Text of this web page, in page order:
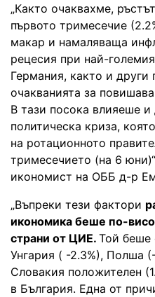
„Както очаквахме,
първото тримесечие
макар и намаляваща
рецесия при най-
Германия, както и други
очакванията за
В тази посока влияеше и
политическа криза,
на ротационното
тримесечието (на 6
икономист на ОББ д-р
„Въпреки тези фактори
икономика беше по-
страни от ЦИЕ. Той беше
Унгария ( -2.3%), Полша
Словакия положителен
в България. Една от